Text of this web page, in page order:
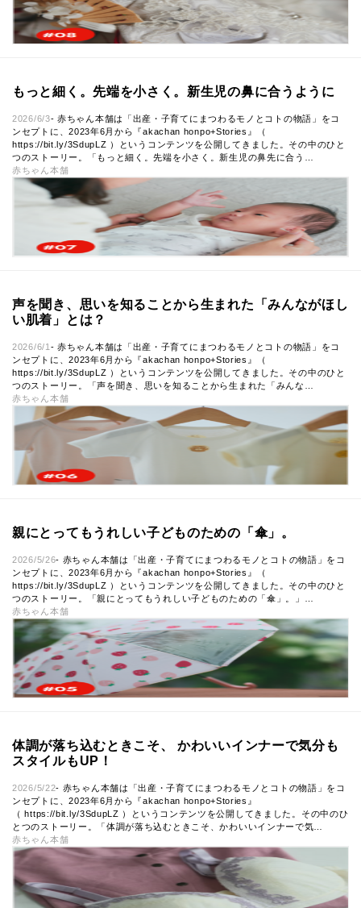
もっと細く。先端を小さく。新生児の鼻に合うように
2026/6/3- 赤ちゃん本舗は「出産・子育てにまつわるモノとコトの物語」をコ
ンセプトに、2023年6月から『akachan honpo+Stories』（
https://bit.ly/3SdupLZ ）というコンテンツを公開してきました。その中のひと
つのストーリー。「もっと細く。先端を小さく。新生児の鼻先に合う…
赤ちゃん本舗
声を聞き、思いを知ることから生まれた「みんながほし
い肌着」とは？
2026/6/1 - 赤ちゃん本舗は「出産・子育てにまつわるモノとコトの物語」をコ
ンセプトに、2023年6月から『akachan honpo+Stories』（
https://bit.ly/3SdupLZ ）というコンテンツを公開してきました。その中のひと
つのストーリー。「声を聞き、思いを知ることから生まれた「みんな…
赤ちゃん本舗
親にとってもうれしい子どものための「傘」。
2026/5/26- 赤ちゃん本舗は「出産・子育てにまつわるモノとコトの物語」をコ
ンセプトに、2023年6月から『akachan honpo+Stories』（
https://bit.ly/3SdupLZ ）というコンテンツを公開してきました。その中のひと
つのストーリー。「親にとってもうれしい子どものための「傘」。」…
赤ちゃん本舗
体調が落ち込むときこそ、 かわいいインナーで気分も
スタイルもUP！
2026/5/22- 赤ちゃん本舗は「出産・子育てにまつわるモノとコトの物語」をコ
ンセプトに、2023年6月から『akachan honpo+Stories』
（ https://bit.ly/3SdupLZ ）というコンテンツを公開してきました。その中のひ
とつのストーリー。「体調が落ち込むときこそ、かわいいインナーで気…
赤ちゃん本舗